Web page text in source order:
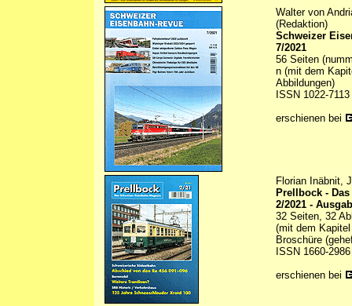
Walter von
(Redaktion)
Schweizer
7/2021
56 Seiten
n (mit dem
Abbildungen)
ISSN 1022-7113
erschienen bei
Florian Inäbnit,
Prellbock -
2/2021 -
32 Seiten, 32
(mit dem
Broschüre
ISSN 1660-2986
erschienen bei